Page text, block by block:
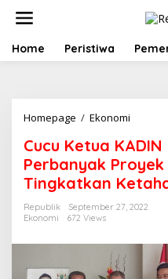
t
Home Peristiwa
Homepage / Ekonomi
c
u
K
e
t
K
Cucu Ketua
Perbanyak
Tingkatkan
Republik
September 27, 2022
Ekonomi
672 Views